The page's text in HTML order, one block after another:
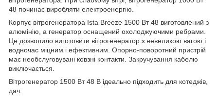
48 починає виробляти електроенергію.
Корпус вітрогенератора Іsta Breeze 1500 Вт 48 виготовлений з
алюмінію, а генератор оснащений охолоджуючими ребрами.
Це дозволило виготовити вітрогенератор з невеликою вагою і
водночас міцним і ефективним. Опорно-поворотний пристрій
має необслуговувані ковзні контакти. Закручування кабелю
виключається.
Вітрогенератор 1500 Вт 48 В ідеально підходить для котеджів,
дач.